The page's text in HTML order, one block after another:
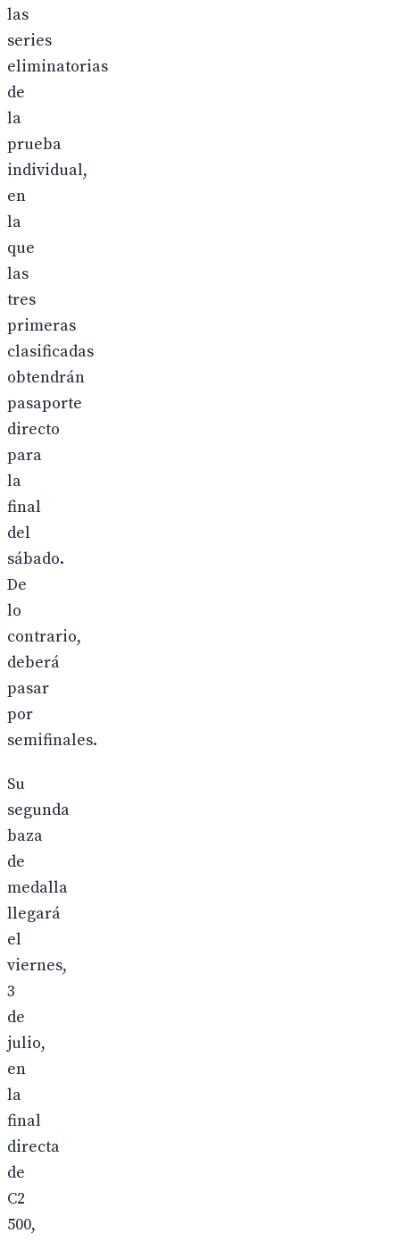
las
series
eliminatorias
de
la
prueba
individual,
en
la
que
las
tres
primeras
clasificadas
obtendrán
pasaporte
directo
para
la
final
del
sábado.
De
lo
contrario,
deberá
pasar
por
semifinales.
Su
segunda
baza
de
medalla
llegará
el
viernes,
3
de
julio,
en
la
final
directa
de
C2
500,